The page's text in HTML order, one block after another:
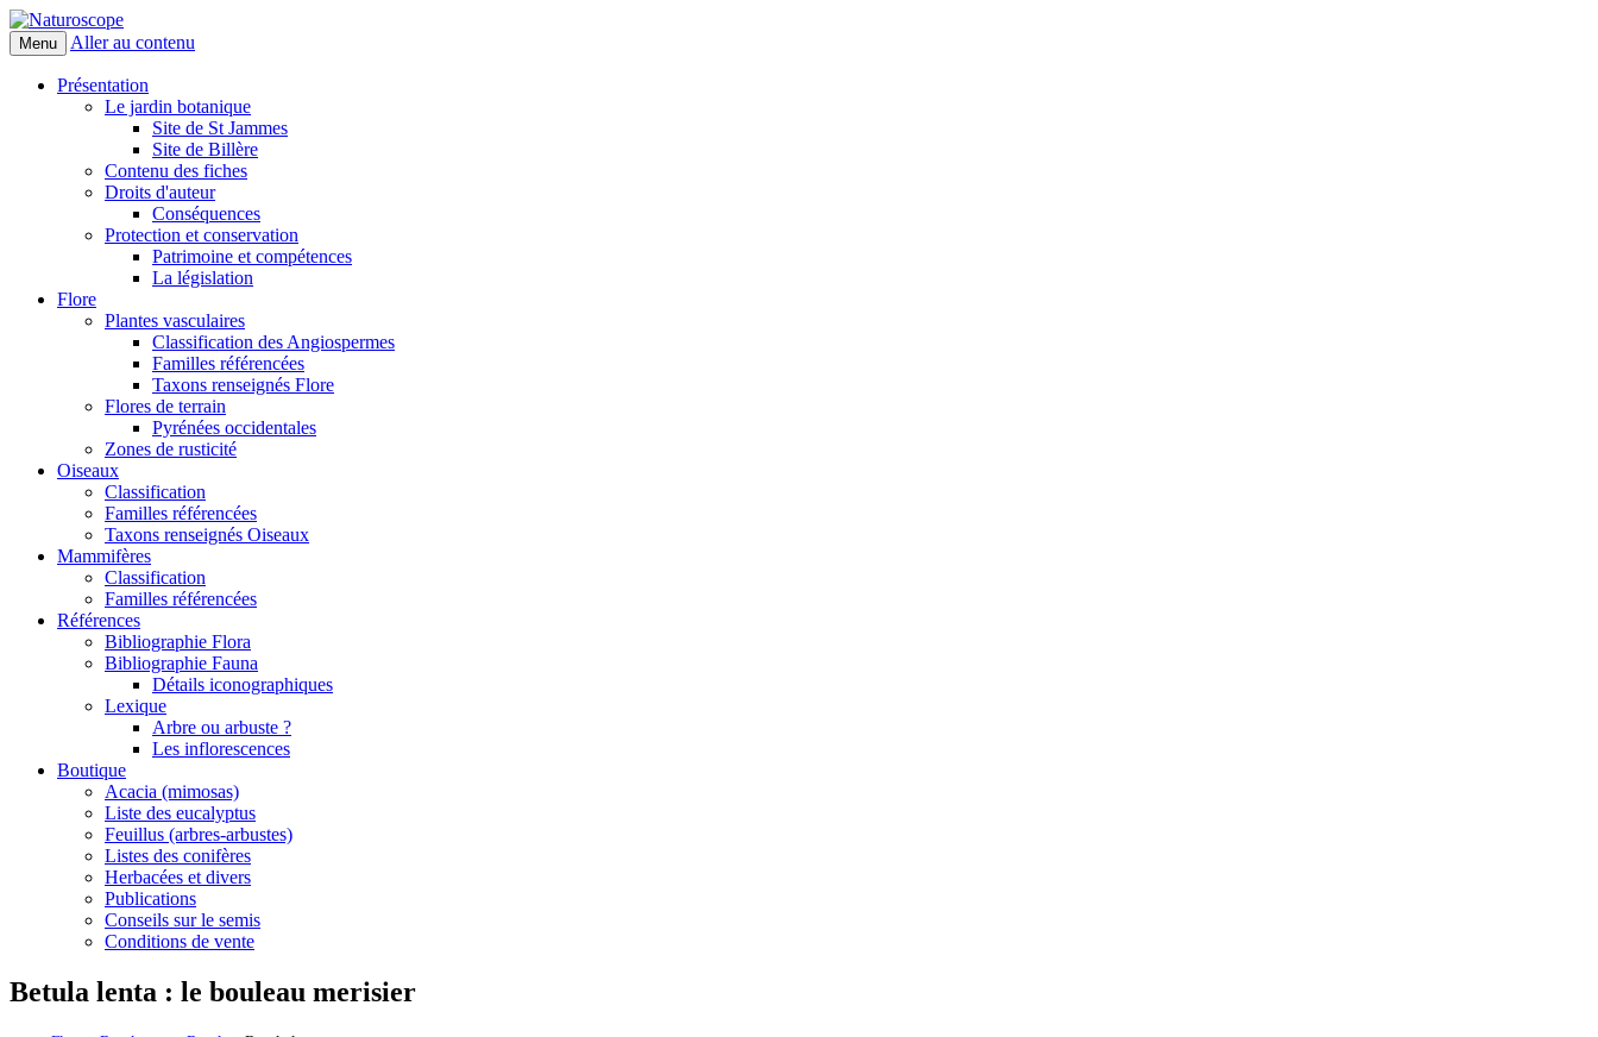
Naturoscope
Menu Aller au contenu
Présentation
Le jardin botanique
Site de St Jammes
Site de Billère
Contenu des fiches
Droits d'auteur
Conséquences
Protection et conservation
Patrimoine et compétences
La législation
Flore
Plantes vasculaires
Classification des Angiospermes
Familles référencées
Taxons renseignés Flore
Flores de terrain
Pyrénées occidentales
Zones de rusticité
Oiseaux
Classification
Familles référencées
Taxons renseignés Oiseaux
Mammifères
Classification
Familles référencées
Références
Bibliographie Flora
Bibliographie Fauna
Détails iconographiques
Lexique
Arbre ou arbuste ?
Les inflorescences
Boutique
Acacia (mimosas)
Liste des eucalyptus
Feuillus (arbres-arbustes)
Listes des conifères
Herbacées et divers
Publications
Conseils sur le semis
Conditions de vente
Betula lenta : le bouleau merisier